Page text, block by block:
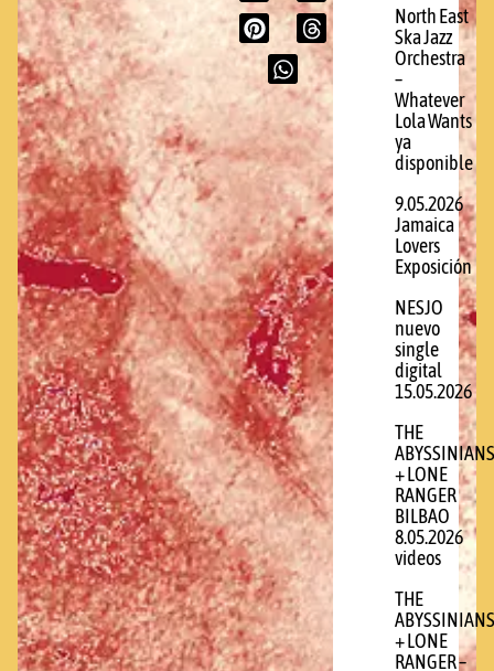
North East
Ska Jazz
Orchestra
–
Whatever
Lola Wants
ya
disponible
9.05.2026
Jamaica
Lovers
Exposición
NESJO
nuevo
single
digital
15.05.2026
THE
ABYSSINIANS
+ LONE
RANGER
BILBAO
8.05.2026
videos
THE
ABYSSINIANS
+ LONE
RANGER –